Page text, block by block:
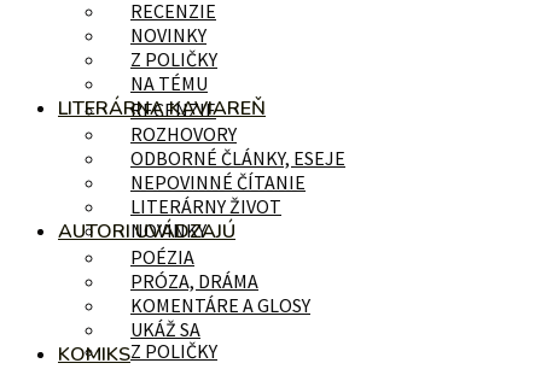
RECENZIE
NOVINKY
Z POLIČKY
RECENZIE
NOVINKY
Z POLIČKY
NA TÉMU
LITERÁRNA KAVIAREŇ
ROZHOVORY
ODBORNÉ ČLÁNKY, ESEJE
NEPOVINNÉ ČÍTANIE
LITERÁRNY ŽIVOT
AUTORI UVÁDZAJÚ
POÉZIA
PRÓZA, DRÁMA
KOMENTÁRE A GLOSY
UKÁŽ SA
KOMIKS